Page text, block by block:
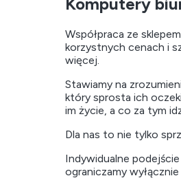
Współpraca ze
korzystnych cenach i
więcej.
Stawiamy na
który sprosta ich
im życie, a co za tym
Dla nas to nie tylko
Indywidualne
ograniczamy